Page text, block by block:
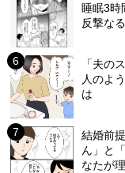
睡眠3時
反撃な
「夫の
人のよ
は
結婚前
ん」と
なたが